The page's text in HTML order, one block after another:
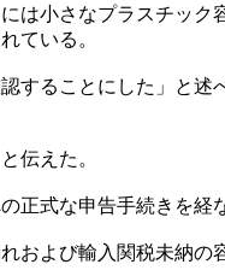
は小さなプラスチッ
ている。
ることにした」と
伝えた。
正式な申告手続きを経
よび輸入関税未納の